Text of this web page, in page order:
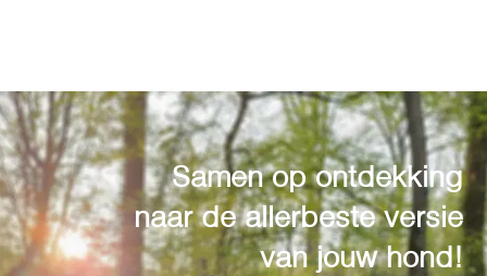
Samen op ontdekking
naar de allerbeste versie
van jouw hond!